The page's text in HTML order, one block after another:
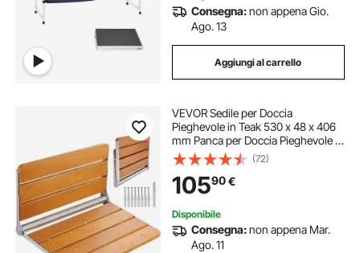
Consegna:non appena Gio.
Ago. 13
Aggiungi al carrello
VEVOR Sedile per Doccia
Pieghevole in Teak 530 x 48 x 406
mm Panca per Doccia Pieghevole a
Parete con Capacità 226,8 kg Sedia
da Doccia Pieghevole Salva Spazio,
per Anziani Donne Incinte Bambini
(72)
10590€
Disponibile
Consegna:non appena Mar.
Ago. 11